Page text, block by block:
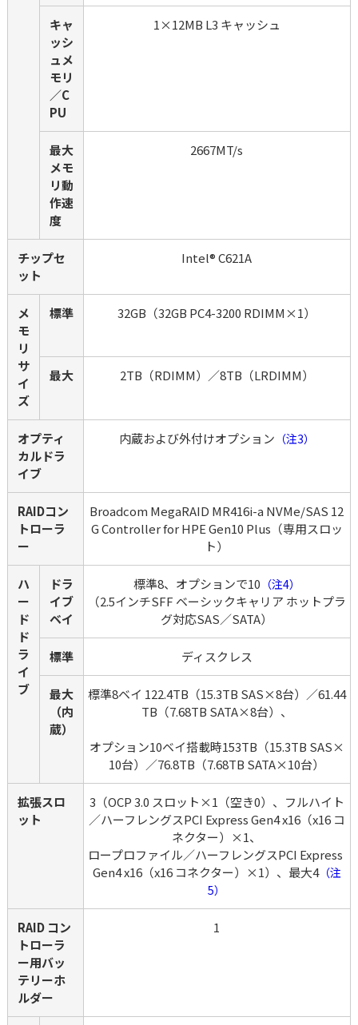
キャ
ッシ
ュメ
モリ
／C
PU
1×12MB L3 キャッシュ
最大
メモ
リ動
作速
度
2667MT/s
チップセ
ット
Intel® C621A
メ
モ
リ
サ
イ
ズ
標準 32GB（32GB PC4-3200 RDIMM×1）
最大 2TB（RDIMM）／8TB（LRDIMM）
オプティ
カルドラ
イブ
内蔵および外付けオプション （注3）
RAIDコン
トローラ
ー
Broadcom MegaRAID MR416i-a NVMe/SAS 12
G Controller for HPE Gen10 Plus（専用スロッ
ト）
ハ
ー
ド
ド
ラ
イ
ブ
ドラ
イブ
ベイ
標準8、オプションで10 （注4）
（2.5インチSFF ベーシックキャリア ホットプラ
グ対応SAS／SATA）
標準 ディスクレス
最大
（内
蔵）
標準8ベイ 122.4TB（15.3TB SAS×8台）／61.44
TB（7.68TB SATA×8台）、
オプション10ベイ搭載時153TB（15.3TB SAS×
10台）／76.8TB（7.68TB SATA×10台）
拡張スロ
ット
3（OCP 3.0 スロット×1（空き0）、フルハイト
／ハーフレングスPCI Express Gen4 x16（x16 コ
ネクター）×1、
ロープロファイル／ハーフレングスPCI Express
Gen4 x16（x16 コネクター）×1）、最大4（注
5）
RAID コン
トローラ
ー用バッ
テリーホ
ルダー
1